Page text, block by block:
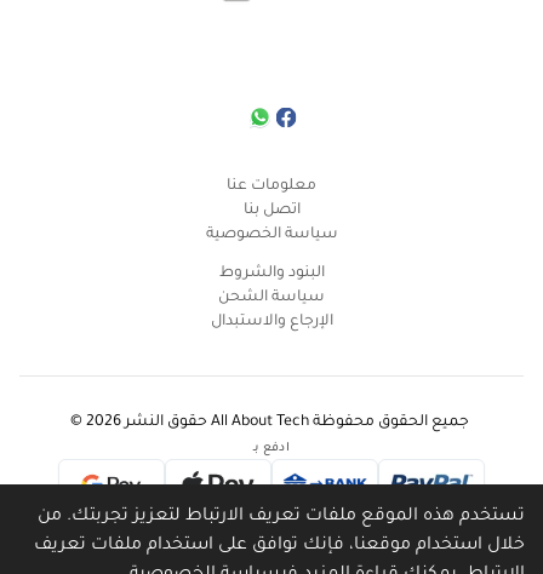
تستخدم هذه الموقع ملفات تعريف الارتباط لتعزيز تجربتك. من
خلال استخدام موقعنا، فإنك توافق على استخدام ملفات تعريف
معلومات عنا
اتصل بنا
سياسة الخصوصية
البنود والشروط
سياسة الشحن
الإرجاع والاستبدال
جميع الحقوق محفوظة All About Tech حقوق النشر 2026
©
ادفع بـ
شركاء الشحن